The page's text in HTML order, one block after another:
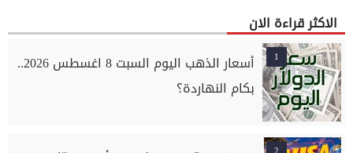
الاكثر قراءة الان
1
أسعار الذهب اليوم السبت 8 اغسطس 2026..
بكام النهاردة؟